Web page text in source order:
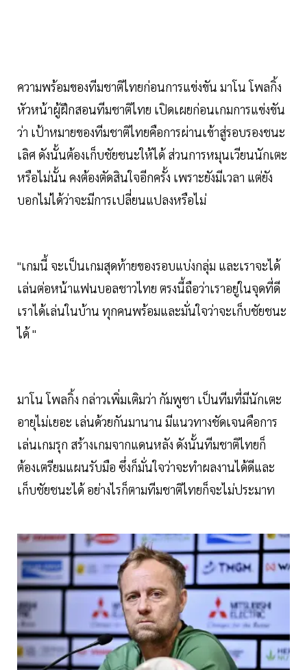
ความพร้อมของทีมชาติไทยก่อนการแข่งขัน มาโน โพลกิ้ง
หัวหน้าผู้ฝึกสอนทีมชาติไทย เปิดเผยก่อนเกมการแข่งขัน
ว่า เป้าหมายของทีมชาติไทยคือการผ่านเข้าสู่รอบรองชนะ
เลิศ ดังนั้นต้องเก็บชัยชนะให้ได้ ส่วนการหมุนเวียนนักเตะ
หรือไม่นั้น คงต้องตัดสินใจอีกครั้ง เพราะยังมีเวลา แต่ยัง
บอกไม่ได้ว่าจะมีการเปลี่ยนแปลงหรือไม่
"เกมนี้ จะเป็นเกมสุดท้ายของรอบแบ่งกลุ่ม และเราจะได้
เล่นต่อหน้าแฟนบอลชาวไทย ตรงนี้ถือว่าเราอยู่ในจุดที่ดี
เราได้เล่นในบ้าน ทุกคนพร้อมและมั่นใจว่าจะเก็บชัยชนะ
ได้ "
มาโน โพลกิ้ง กล่าวเพิ่มเติมว่า กัมพูชา เป็นทีมที่มีนักเตะ
อายุไม่เยอะ เล่นด้วยกันมานาน มีแนวทางชัดเจนคือการ
เล่นเกมรุก สร้างเกมจากแดนหลัง ดังนั้นทีมชาติไทยก็
ต้องเตรียมแผนรับมือ ซึ่งก็มั่นใจว่าจะทำผลงานได้ดีและ
เก็บชัยชนะได้ อย่างไรก็ตามทีมชาติไทยก็จะไม่ประมาท